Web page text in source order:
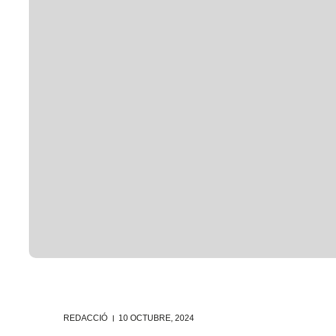
REDACCIÓ 10 OCTUBRE, 2024